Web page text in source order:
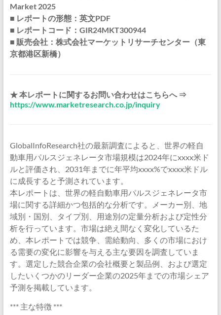
Market 2025
■ レポートの形態：英文PDF
■ レポートコード：GIR24MKT300944
■ 販売会社：株式会社マーケットリサーチセンター（東
京都港区新橋）
★ 本レポートに関するお問い合わせはこちらへ ⇒
https://www.marketresearch.co.jp/inquiry
GlobalInfoResearch社の最新調査によると、世界の軽自
動車用パルスジェネレータ市場規模は2024年にxxxx米ド
ルと評価され、2031年までに年平均xxxx%でxxxx米ドル
に成長すると予測されています。
本レポートは、世界の軽自動車用パルスジェネレータ市
場に関する詳細かつ包括的な分析です。メーカー別、地
域別・国別、タイプ別、用途別の定量分析および定性分
析を行っています。市場は絶え間なく変化しているた
め、本レポートでは競争、需給動向、多くの市場におけ
る需要の変化に影響を与える主な要因を調査していま
す。選定した競合企業の会社概要と製品例、および選定
したいくつかのリーダー企業の2025年までの市場シェア
予測を掲載しています。
*** 主な特徴 ***